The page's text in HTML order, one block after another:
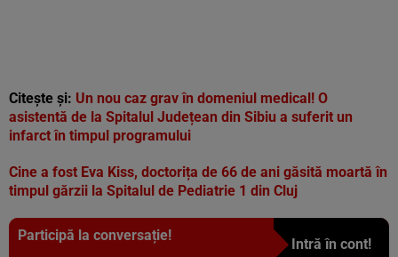
Citește și: Un nou caz grav în domeniul medical! O
asistentă de la Spitalul Județean din Sibiu a suferit un
infarct în timpul programului
Cine a fost Eva Kiss, doctorița de 66 de ani găsită moartă în
timpul gărzii la Spitalul de Pediatrie 1 din Cluj
Participă la conversație!
Intră în cont!